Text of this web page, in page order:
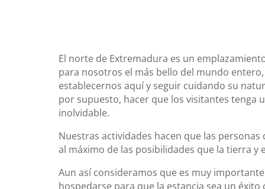
El norte de Extremadura es un
para nosotros el más bello del mundo
establecernos aquí y seguir cuidando su
por supuesto, hacer que los visitantes tenga
inolvidable.
Nuestras actividades hacen que las
al máximo de las posibilidades que la tierra y
Aun así consideramos que es muy
hospedarse para que la estancia sea un